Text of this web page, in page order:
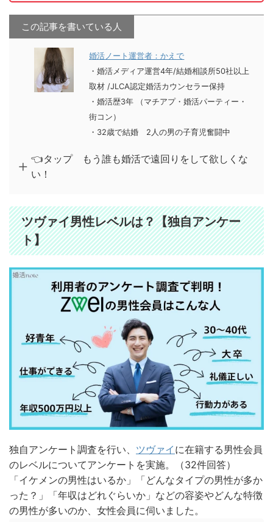
この記事を書いている人
婚活ノート運営者：かえで
・婚活メディア運営4年/結婚相談所50社以上
取材 /JLCA認定婚活カウンセラー保持
・婚活歴3年 （マチアプ・婚活パーティー・
街コン）
・32歳で結婚 2人の男の子育児奮闘中
👈タップ もう誰も婚活で遠回りをして欲しくな
い！
ツヴァイ男性レベルは？【独自アンケー
ト】
独自アンケート調査を行い、 ツヴァイ に在籍する男性会員
のレベルについてアンケートを実施。（32件回答）
「イケメンの男性はいるか」「どんなタイプの男性が多か
った？」「年収はどれぐらいか」などの容姿やどんな特徴
の男性が多いのか、女性会員に伺いました。